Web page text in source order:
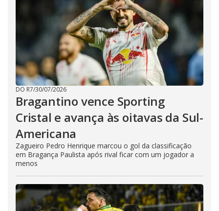
DO R7/30/07/2026
Bragantino vence Sporting
Cristal e avança às oitavas da Sul-
Americana
Zagueiro Pedro Henrique marcou o gol da classificação
em Bragança Paulista após rival ficar com um jogador a
menos